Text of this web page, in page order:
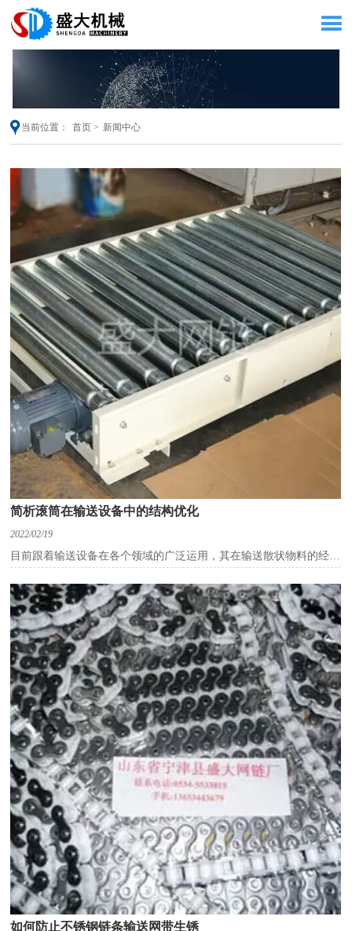

当前位置： 首页 > 新闻中心
简析滚筒在输送设备中的结构优化
2022/02/19
目前跟着输送设备在各个领域的广泛运用，其在输送散状物料的经
济、牢靠安全，具有连续输送等特性，又因为输送设备输送能力大，
结构简略，效率高，易于自动化控制，便于设备维护等许多长处，进
而在各行各业中得到了广泛的推行运用。
滚筒是输送设备重要组成部分，其设计理念、结构的合理性，
先进性直接关系到整个运送体系的运转运用。
一切精心设计的滚筒输送设备均需求运用拉紧设备，其根据
是：
(1)确保在传动滚筒处具有适量的松边张力，以防止运送带打
滑。
(2)确保沿滚筒输送设备的加料点至其他各点运送带均具有恰当
的张力。(有必要防止运送带在托辊之间丧失槽型，然后防止物料从
运送带上溢出。)
(3)滚筒输送设备补偿运送带长度的改变。
(4)为替换结构储藏输送带。
拉近设备应坚持输送带遍地张力恰当，假如张力过大将导致输
送带变形过大，滚筒及其他设备也会磨损严峻。
笔直拉紧设备是经过重力效果发生拉力的拉紧设备，拉紧滚筒
能上下移动。所选的拉紧里需求满意一切工况的运转，因而开始设备
重锤的时分应计算出所需的重力。这种拉紧设备属于拉紧行程可调
型，因为输送带在不同的张力下其伸长量不同，所以拉紧滚筒可上下
移动。其长处在于：
(1)因为重锤一向悬挂，所以可一向坚持拉紧力的存在，由重力
发生的拉力更安稳。
(2)笔直拉紧不需求其他驱动便可发生所需拉紧力。拉紧力不受
如何防止不锈钢链条输送网带生锈